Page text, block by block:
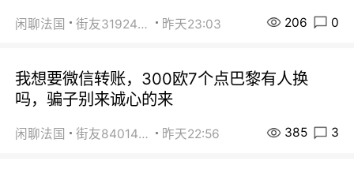
闲聊法国 街友31924072 昨天23:03 206 0
我想要微信转账，300欧7个点巴黎有人换
吗，骗子别来诚心的来
闲聊法国 街友84014588 昨天22:56 385 3